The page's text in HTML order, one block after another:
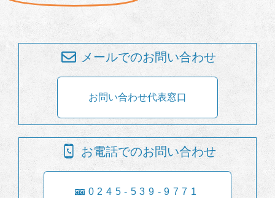
メールでのお問い合わせ
お問い合わせ代表窓口
お電話でのお問い合わせ
0245-539-9771